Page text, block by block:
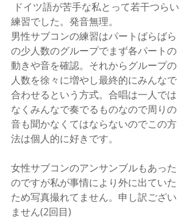
練習でした。発音無理。
男性サブコンの練習はパートばらばら
の少人数のグループでまず各パートの
動きや音を確認。それからグループの
人数を徐々に増やし最終的にみんなで
合わせるという方式。合唱は一人では
なくみんなで奏でるものなので周りの
音も聞かなくてはならないのでこの方
法は個人的に好きです。
女性サブコンのアンサンブルもあった
のですが私が事情により外に出ていた
ため写真撮れてません。申し訳ござい
ません(2回目)